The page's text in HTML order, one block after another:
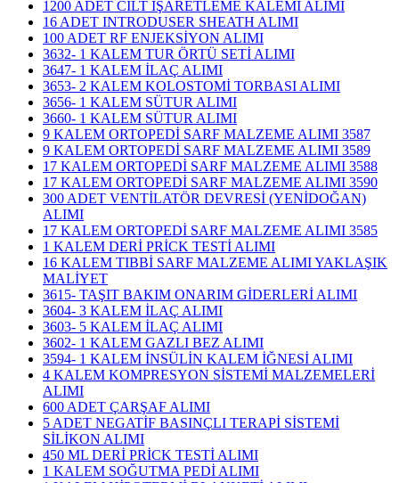
1200 ADET CİLT İŞARETLEME KALEMİ ALIMI
16 ADET INTRODUSER SHEATH ALIMI
100 ADET RF ENJEKSİYON ALIMI
3632- 1 KALEM TUR ÖRTÜ SETİ ALIMI
3647- 1 KALEM İLAÇ ALIMI
3653- 2 KALEM KOLOSTOMİ TORBASI ALIMI
3656- 1 KALEM SÜTUR ALIMI
3660- 1 KALEM SÜTUR ALIMI
9 KALEM ORTOPEDİ SARF MALZEME ALIMI 3587
9 KALEM ORTOPEDİ SARF MALZEME ALIMI 3589
17 KALEM ORTOPEDİ SARF MALZEME ALIMI 3588
17 KALEM ORTOPEDİ SARF MALZEME ALIMI 3590
300 ADET VENTİLATÖR DEVRESİ (YENİDOĞAN)
ALIMI
17 KALEM ORTOPEDİ SARF MALZEME ALIMI 3585
1 KALEM DERİ PRİCK TESTİ ALIMI
16 KALEM TIBBİ SARF MALZEME ALIMI YAKLAŞIK
MALİYET
3615- TAŞIT BAKIM ONARIM GİDERLERİ ALIMI
3604- 3 KALEM İLAÇ ALIMI
3603- 5 KALEM İLAÇ ALIMI
3602- 1 KALEM GAZLI BEZ ALIMI
3594- 1 KALEM İNSÜLİN KALEM İĞNESİ ALIMI
4 KALEM KOMPRESYON SİSTEMİ MALZEMELERİ
ALIMI
600 ADET ÇARŞAF ALIMI
5 ADET NEGATİF BASINÇLI TERAPİ SİSTEMİ
SİLİKON ALIMI
450 ML DERİ PRİCK TESTİ ALIMI
1 KALEM SOĞUTMA PEDİ ALIMI